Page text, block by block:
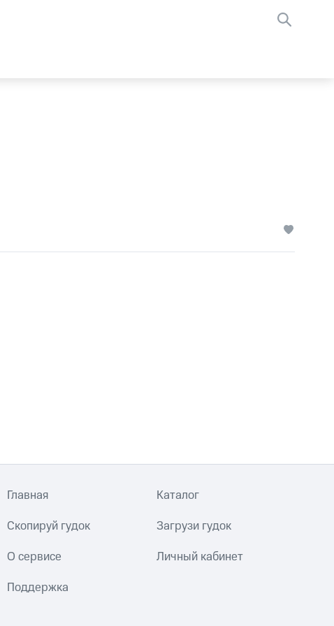
Главная Каталог
Скопируй гудок Загрузи гудок
О сервисе Личный кабинет
Поддержка